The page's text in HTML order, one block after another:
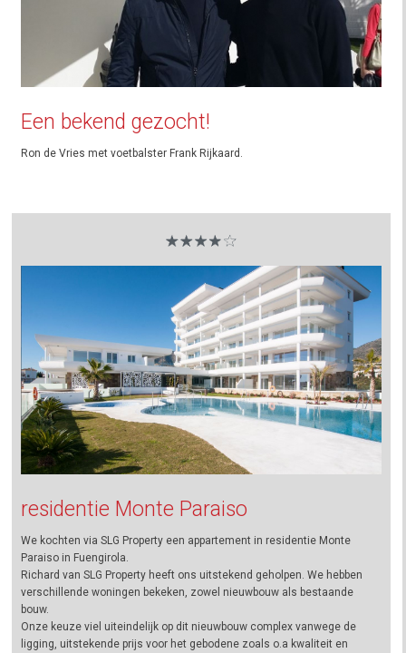
Een bekend gezocht!
Ron de Vries met voetbalster Frank Rijkaard.
residentie Monte Paraiso
We kochten via SLG Property een appartement in residentie Monte
Paraiso in Fuengirola.
Richard van SLG Property heeft ons uitstekend geholpen. We hebben
verschillende woningen bekeken, zowel nieuwbouw als bestaande
bouw.
Onze keuze viel uiteindelijk op dit nieuwbouw complex vanwege de
ligging, uitstekende prijs voor het gebodene zoals o.a kwaliteit en